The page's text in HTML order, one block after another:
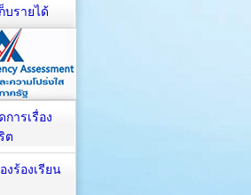
บรายได้
ารเรื่อง
ต
งร้องเรียน